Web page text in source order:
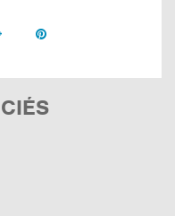
Google +Pinterest